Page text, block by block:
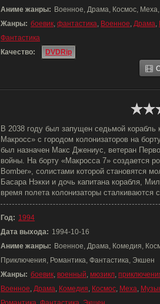
Аниме жанры: Военное, Драма, Космос,
Жанры: боевик, фантастика, Военное, Драма,
Фантастика
Качество:
DVDRip
В 2038 году был запущен седьмой корабль
Макросс» с городом колонизаторов на
был назначен Макс Джениус, ветеран
войны. На борту «Макросса 7» создается
Bomber», солистами которой становятся
Басара Нэкки и дочь капитана корабля,
время полета колонизаторы сталкиваются
Год: 1994
Дата выхода: 1994-10-16
Аниме жанры: Военное, Драма, Комедия,
Приключения, Романтика, Фантастика, Экшен
Жанры: боевик, военный, мюзикл,
Военное, Драма, Комедия, Космос, Меха,